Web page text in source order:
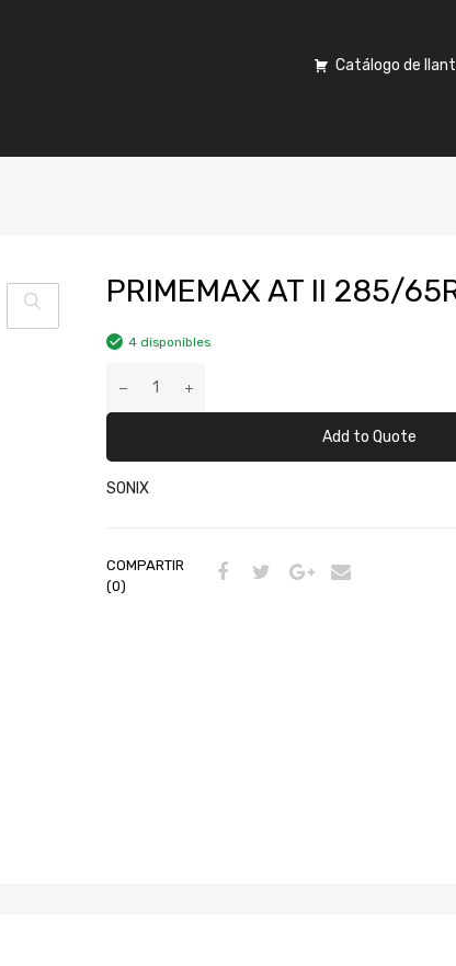
Catálogo de
PRIMEMAX AT II 285/
4 disponibles
Add to Quote
SONIX
COMPARTIR
(0)